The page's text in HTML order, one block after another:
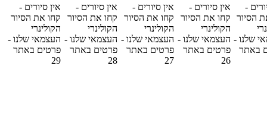
-
הסיור
שלנו -
באתר
אין סיורים -
קחו את הסיור
הקולינרי
העצמאי שלנו -
פרטים באתר
26
אין סיורים -
קחו את הסיור
הקולינרי
העצמאי שלנו -
פרטים באתר
27
אין סיורים -
קחו את הסיור
הקולינרי
העצמאי שלנו -
פרטים באתר
28
אין סיורים -
קחו את הסיור
הקולינרי
העצמאי שלנו -
פרטים באתר
29